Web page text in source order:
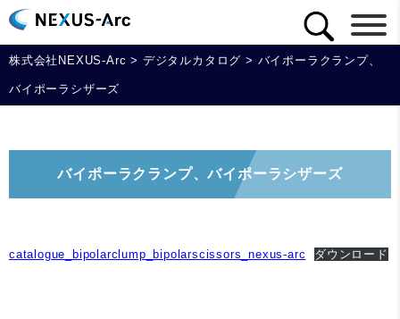
株式会社NEXUS-Arc > デジタルカタログ > バイポーラクランプ、
バイポーラシザーズ
バイポーラクランプ、バイポーラシザーズ
catalogue_bipolarclump_bipolarscissors_nexus-arc ダウンロード